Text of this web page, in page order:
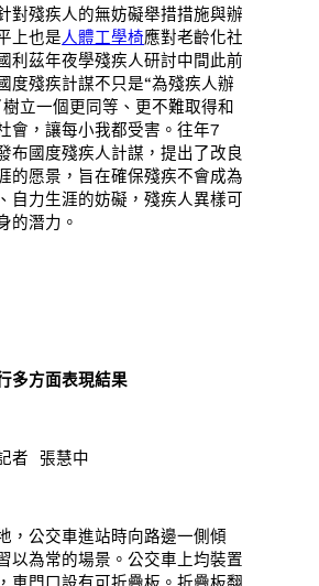
對殘疾人的無妨礙舉措措施與辦
上也是人體工學椅應對老齡化社
利茲年夜學殘疾人研討中間此前
度殘疾計謀不只是“為殘疾人辦
立一個更同等、更不難取得和
會，讓每小我都受害。往年7
布國度殘疾人計謀，提出了改良
的愿景，旨在確保殘疾不會成為
自力生涯的妨礙，殘疾人異樣可
的潛力。
方面表現結果
張慧中
公交車進站時向路邊一側傾
以為常的場景。公交車上均裝置